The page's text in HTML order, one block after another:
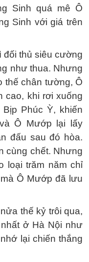
Sinh quá mê Ô
Sinh với giá trên
đối thủ siêu cường
như thua. Nhưng
thế chân tường, Ô
cao, khi rơi xuống
Phúc Ỳ, khiến
Ô Mướp lại lấy
đấu sau đó hòa.
cùng chết. Nhưng
loại trăm năm chỉ
Ô Mướp đã lưu
thế kỷ trôi qua,
ở Hà Nội như
lại chiến thắng